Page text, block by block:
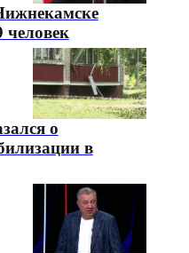
человек
о
в